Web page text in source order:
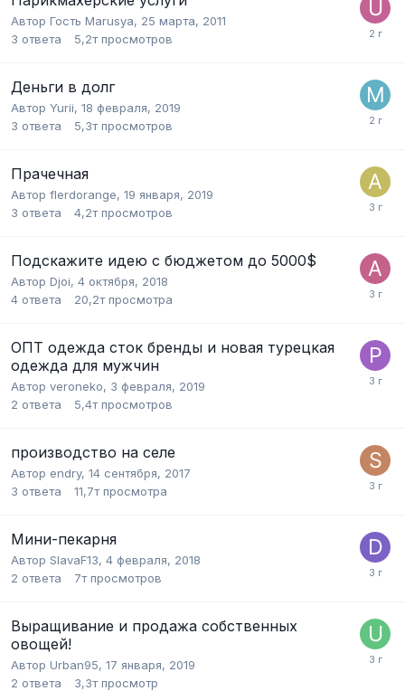
Автор Гость Marusya, 25 марта, 2011
3 ответа 5,2т просмотров
Деньги в долг
Автор Yurii, 18 февраля, 2019
3 ответа 5,3т просмотров
Прачечная
Автор flerdorange, 19 января, 2019
3 ответа 4,2т просмотров
Подскажите идею с бюджетом до 5000$
Автор Djoi, 4 октября, 2018
4 ответа 20,2т просмотра
ОПТ одежда сток бренды и новая турецкая
одежда для мужчин
Автор veroneko, 3 февраля, 2019
2 ответа 5,4т просмотров
производство на селе
Автор endry, 14 сентября, 2017
3 ответа 11,7т просмотра
Мини-пекарня
Автор SlavaF13, 4 февраля, 2018
2 ответа 7т просмотров
Выращивание и продажа собственных
овощей!
Автор Urban95, 17 января, 2019
2 ответа 3,3т просмотр